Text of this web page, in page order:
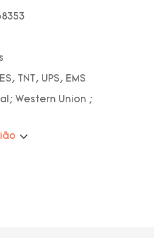
TNT, UPS, EMS
Western Union ;